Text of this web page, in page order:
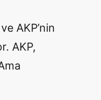
AKP’nin
AKP,